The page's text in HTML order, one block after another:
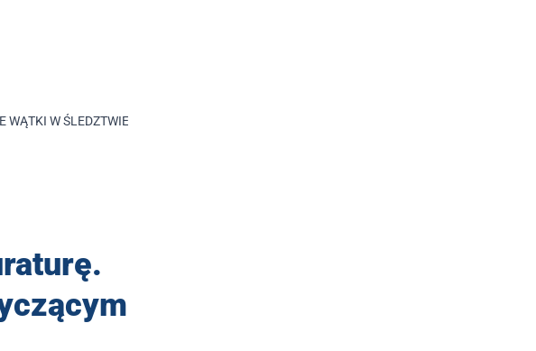
W ŚLEDZTWIE DOTYCZĄCYM AFERY ŚMIECIOWEJ